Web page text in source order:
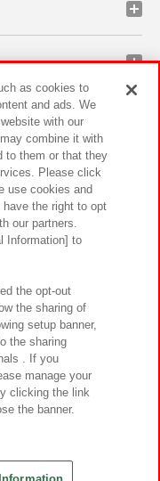
サイトポリシー
リティ方針と検証結果
るご質問・お問い合わせ
Inc.
Lab Inc.
Reserved.
as cookies to
and ads. We
with our
combine it with
to them or that they
Please click
use cookies and
the right to opt
our partners.
Information] to
the opt-out
the sharing of
setup banner,
the sharing
. If you
manage your
clicking the link
the banner.